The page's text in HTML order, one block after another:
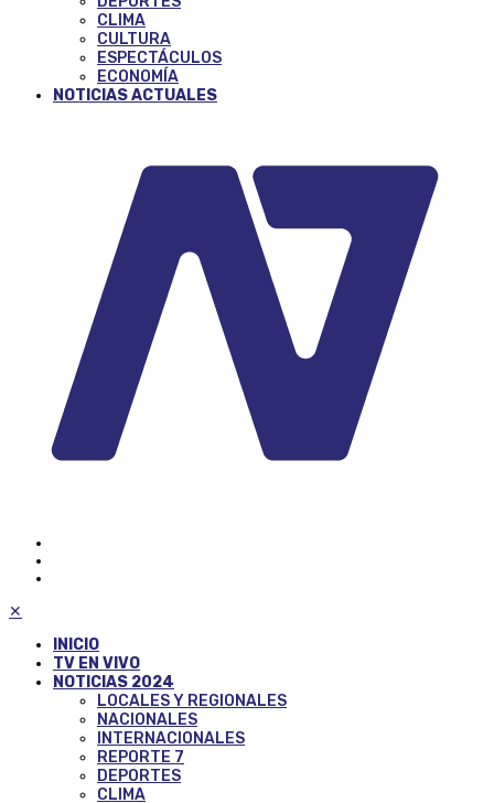
CLIMA
CULTURA
ESPECTÁCULOS
ECONOMÍA
NOTICIAS ACTUALES
✕
INICIO
TV EN VIVO
NOTICIAS 2024
LOCALES Y REGIONALES
NACIONALES
INTERNACIONALES
REPORTE 7
DEPORTES
CLIMA